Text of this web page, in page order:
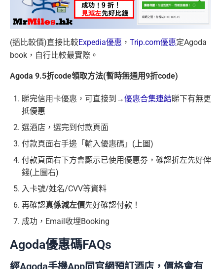
(搵比較價)直接比較Expedia優惠 ， Trip.com優惠定Agoda
book，自行比較最實際。
Agoda 9.5折code領取方法(暫時無通用9折code)
睇完信用卡優惠，可直接到→優惠合集連結睇下有無更
抵優惠
選酒店，選完到付款頁面
付款頁面右手邊「輸入優惠碼」(上圖)
付款頁面右下方會顯示已使用優惠劵，確認折左先好俾
錢(上圖右)
入卡號/姓名/CVV等資料
再確認真係減左價先好確認付款！
成功，Email收埋Booking
Agoda優惠碼FAQs
經Agoda手機App同官網預訂酒店，價格會有